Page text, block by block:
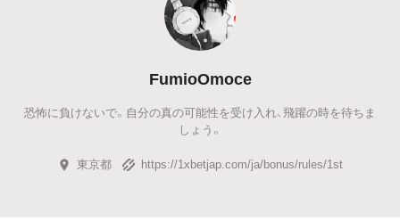
FumioOmoce
恐怖に負けないで。自分の真の可能性を受け入れ、飛躍の時を待ちま
しょう。
東京都 https://1xbetjap.com/ja/bonus/rules/1st